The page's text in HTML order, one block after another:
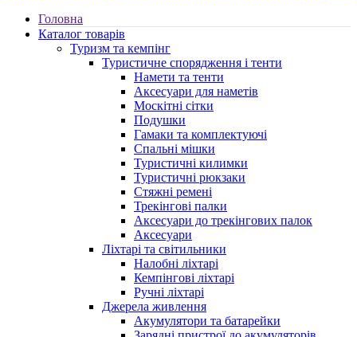
Головна
Каталог товарів
Туризм та кемпінг
Туристичне спорядження і тенти
Намети та тенти
Аксесуари для наметів
Москітні сітки
Подушки
Гамаки та комплектуючі
Спальні мішки
Туристичні килимки
Туристичні рюкзаки
Стяжні ремені
Трекінгові палки
Аксесуари до трекінгових палок
Аксесуари
Ліхтарі та світильники
Налобні ліхтарі
Кемпінгові ліхтарі
Ручні ліхтарі
Джерела живлення
Акумулятори та батарейки